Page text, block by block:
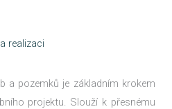
realizaci
a pozemků je základním krokem
projektu. Slouží k přesnému